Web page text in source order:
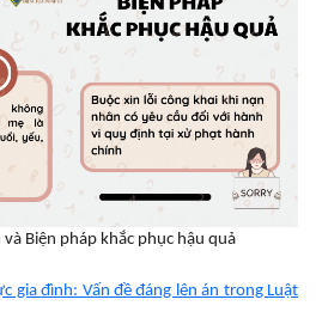
Biện pháp khắc phục hậu quả
gia đình: Vấn đề đáng lên án trong Luật